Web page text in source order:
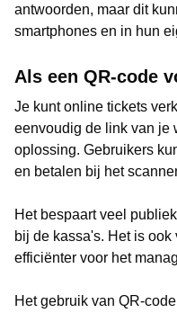
antwoorden, maar dit
smartphones en in hun
Als een QR-code
Je kunt online tickets
eenvoudig de link van je
oplossing. Gebruikers
en betalen bij het
Het bespaart veel
bij de kassa's. Het is
efficiënter voor het
Het gebruik van QR-